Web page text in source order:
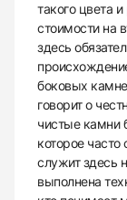
такого цвета
стоимости на
здесь
боковых
говорит о
чистые камни
которое
служит здесь
выполнена